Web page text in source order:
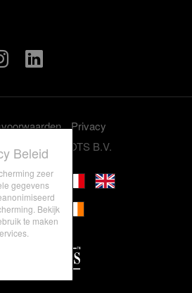
Privacy
GRASSROOTS B.V.
Beleid
zeer
gegevens
Bekijk
te maken